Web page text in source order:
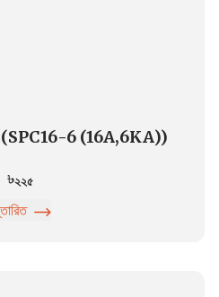
(SPC16-6 (16A,6KA))
২২৫